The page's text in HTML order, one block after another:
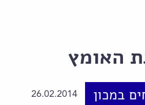
האומץ
במכון 26.02.2014